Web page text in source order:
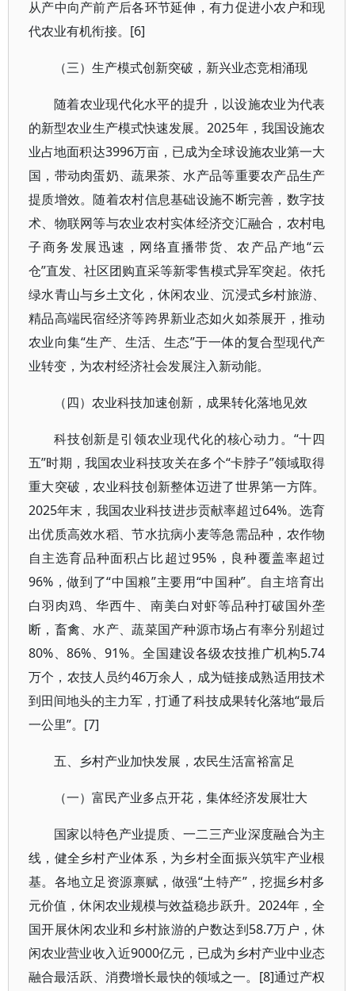
从产中向产前产后各环节延伸，有力促进小农户和现
代农业有机衔接。[6]
（三）生产模式创新突破，新兴业态竞相涌现
随着农业现代化水平的提升，以设施农业为代表
的新型农业生产模式快速发展。2025年，我国设施农
业占地面积达3996万亩，已成为全球设施农业第一大
国，带动肉蛋奶、蔬果茶、水产品等重要农产品生产
提质增效。随着农村信息基础设施不断完善，数字技
术、物联网等与农业农村实体经济交汇融合，农村电
子商务发展迅速，网络直播带货、农产品产地“云
仓”直发、社区团购直采等新零售模式异军突起。依托
绿水青山与乡土文化，休闲农业、沉浸式乡村旅游、
精品高端民宿经济等跨界新业态如火如荼展开，推动
农业向集“生产、生活、生态”于一体的复合型现代产
业转变，为农村经济社会发展注入新动能。
（四）农业科技加速创新，成果转化落地见效
科技创新是引领农业现代化的核心动力。“十四
五”时期，我国农业科技攻关在多个“卡脖子”领域取得
重大突破，农业科技创新整体迈进了世界第一方阵。
2025年末，我国农业科技进步贡献率超过64%。选育
出优质高效水稻、节水抗病小麦等急需品种，农作物
自主选育品种面积占比超过95%，良种覆盖率超过
96%，做到了“中国粮”主要用“中国种”。自主培育出
白羽肉鸡、华西牛、南美白对虾等品种打破国外垄
断，畜禽、水产、蔬菜国产种源市场占有率分别超过
80%、86%、91%。全国建设各级农技推广机构5.74
万个，农技人员约46万余人，成为链接成熟适用技术
到田间地头的主力军，打通了科技成果转化落地“最后
一公里”。[7]
五、乡村产业加快发展，农民生活富裕富足
（一）富民产业多点开花，集体经济发展壮大
国家以特色产业提质、一二三产业深度融合为主
线，健全乡村产业体系，为乡村全面振兴筑牢产业根
基。各地立足资源禀赋，做强“土特产”，挖掘乡村多
元价值，休闲农业规模与效益稳步跃升。2024年，全
国开展休闲农业和乡村旅游的户数达到58.7万户，休
闲农业营业收入近9000亿元，已成为乡村产业中业态
融合最活跃、消费增长最快的领域之一。[8]通过产权